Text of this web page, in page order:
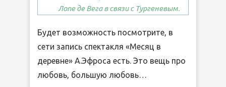
Лопе де Вега в связи с Тургеневым.
Будет возможность посмотрите, в
сети запись спектакля «Месяц в
деревне» А.Эфроса есть. Это вещь про
любовь, большую любовь…